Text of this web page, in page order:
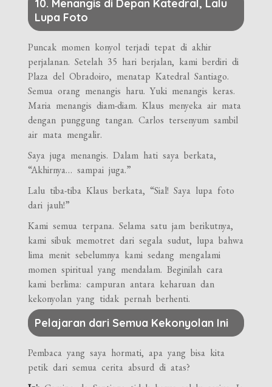
10. Menangis di Depan Katedral, Lalu
Lupa Foto
Puncak momen konyol terjadi tepat di akhir
perjalanan. Setelah 35 hari berjalan, kami berdiri di
Plaza del Obradoiro, menatap Katedral Santiago.
Semua orang menangis haru. Yuki menangis keras.
Maria menangis diam-diam. Klaus menyeka air mata
dengan punggung tangan. Carlos tersenyum sambil
air mata mengalir.
Saya juga menangis. Dalam hati saya berkata,
“Akhirnya… sampai juga.”
Lalu tiba-tiba Klaus berkata, “Sial! Saya lupa foto
dari jauh!”
Kami semua terpana. Selama satu jam berikutnya,
kami sibuk memotret dari segala sudut, lupa bahwa
lima menit sebelumnya kami sedang mengalami
momen spiritual yang mendalam. Beginilah cara
kami berlima: campuran antara keharuan dan
kekonyolan yang tidak pernah berhenti.
Pelajaran dari Semua Kekonyolan Ini
Pembaca yang saya hormati, apa yang bisa kita
petik dari semua cerita absurd di atas?